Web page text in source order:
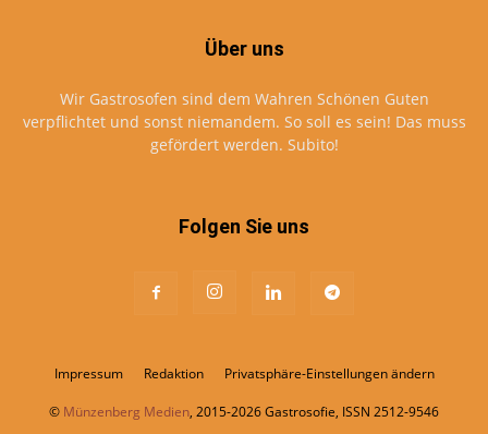
Über uns
Wir Gastrosofen sind dem Wahren Schönen Guten
verpflichtet und sonst niemandem. So soll es sein! Das muss
gefördert werden. Subito!
Folgen Sie uns
Impressum Redaktion Privatsphäre-Einstellungen ändern
© Münzenberg Medien, 2015-2026 Gastrosofie, ISSN 2512-9546